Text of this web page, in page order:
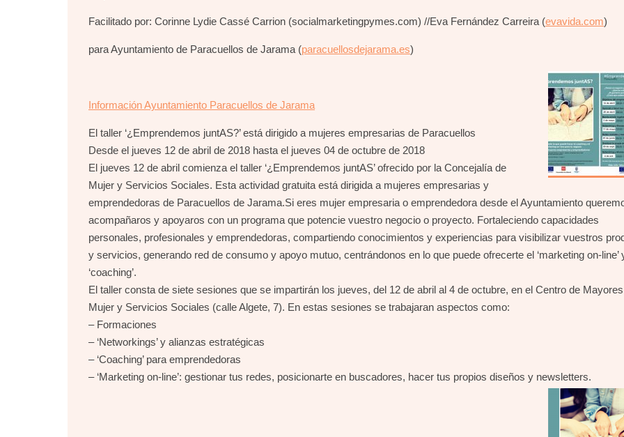
Facilitado por: Corinne Lydie Cassé Carrion (socialmarketingpymes.com) //Eva Fernández Carreira (evavida.com)
para Ayuntamiento de Paracuellos de Jarama (paracuellosdejarama.es)
Información Ayuntamiento Paracuellos de Jarama
El taller ‘¿Emprendemos juntAS?’ está dirigido a mujeres empresarias de Paracuellos
Desde el jueves 12 de abril de 2018 hasta el jueves 04 de octubre de 2018
El jueves 12 de abril comienza el taller ‘¿Emprendemos juntAS’ ofrecido por la Concejalía de
Mujer y Servicios Sociales. Esta actividad gratuita está dirigida a mujeres empresarias y
emprendedoras de Paracuellos de Jarama.Si eres mujer empresaria o emprendedora desde el Ayuntamiento
acompañaros y apoyaros con un programa que potencie vuestro negocio o proyecto. Fortaleciendo capacidades
personales, profesionales y emprendedoras, compartiendo conocimientos y experiencias para visibilizar vuestros
y servicios, generando red de consumo y apoyo mutuo, centrándonos en lo que puede ofrecerte el ‘marketing on-line’
‘coaching’.
El taller consta de siete sesiones que se impartirán los jueves, del 12 de abril al 4 de octubre, en el Centro de
Mujer y Servicios Sociales (calle Algete, 7). En estas sesiones se trabajaran aspectos como:
– Formaciones
– ‘Networkings’ y alianzas estratégicas
– ‘Coaching’ para emprendedoras
– ‘Marketing on-line’: gestionar tus redes, posicionarte en buscadores, hacer tus propios diseños y newsletters.